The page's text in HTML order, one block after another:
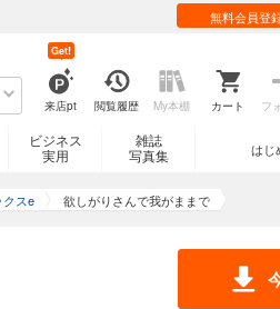
無料会員登
来店pt
Get!
閲覧履歴 My本棚 カート フ
ビジネス
実用
雑誌
写真集
はじ
クスe 欲しがりさんで我がままで